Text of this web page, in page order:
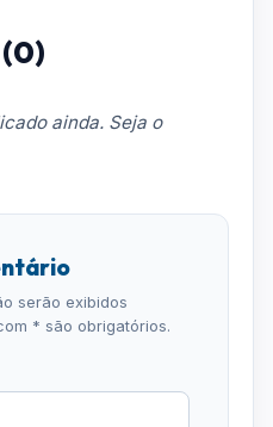
ainda. Seja o
serão exibidos
* são obrigatórios.